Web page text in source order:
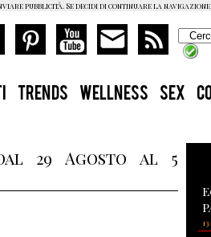
TRENDS WELLNESS SEX
29 Agosto al 5
pubblicità. Se decidi di continuare la